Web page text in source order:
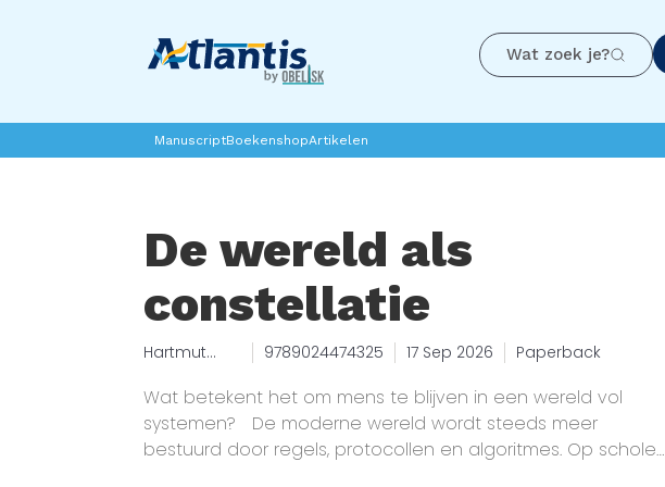
Wat zoek je?
ManuscriptBoekenshopArtikelen
De wereld als
constellatie
Hartmut
9789024474325 17 Sep 2026 Paperback
Wat betekent het om mens te blijven in een wereld vol
systemen? De moderne wereld wordt steeds meer
bestuurd door regels, protocollen en algoritmes. Op scholen,